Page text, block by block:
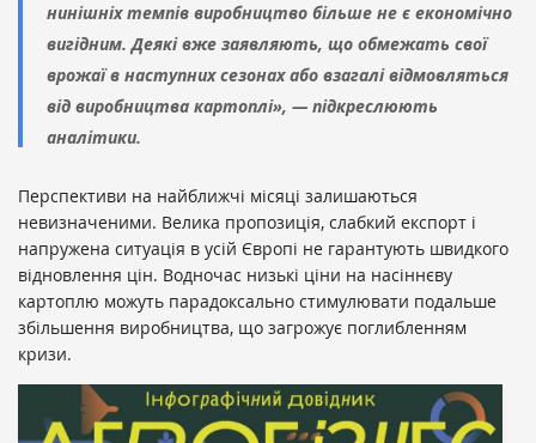
нинішніх темпів виробництво більше не є економічно
вигідним. Деякі вже заявляють, що обмежать свої
врожаї в наступних сезонах або взагалі відмовляться
від виробництва картоплі», — підкреслюють
аналітики.
Перспективи на найближчі місяці залишаються
невизначеними. Велика пропозиція, слабкий експорт і
напружена ситуація в усій Європі не гарантують швидкого
відновлення цін. Водночас низькі ціни на насіннєву
картоплю можуть парадоксально стимулювати подальше
збільшення виробництва, що загрожує поглибленням
кризи.